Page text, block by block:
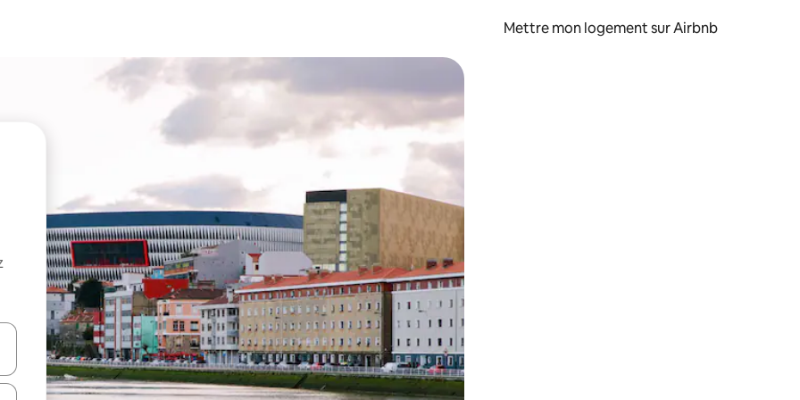
Mettre mon logement sur Airbnb
le haut et vers le bas pour les parcourir ou en appuyant et en faisant glisser.